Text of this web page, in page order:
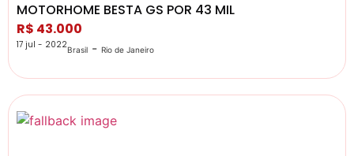
MOTORHOME BESTA GS POR 43 MIL
R$ 43.000
17 jul - 2022Brasil - Rio de Janeiro